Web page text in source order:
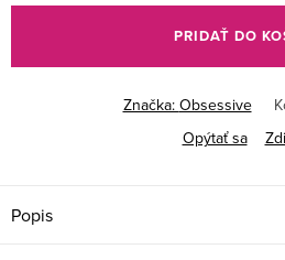
cena:
PRIDAŤ DO
Značka: Obsessive
Opýtať sa
Popis